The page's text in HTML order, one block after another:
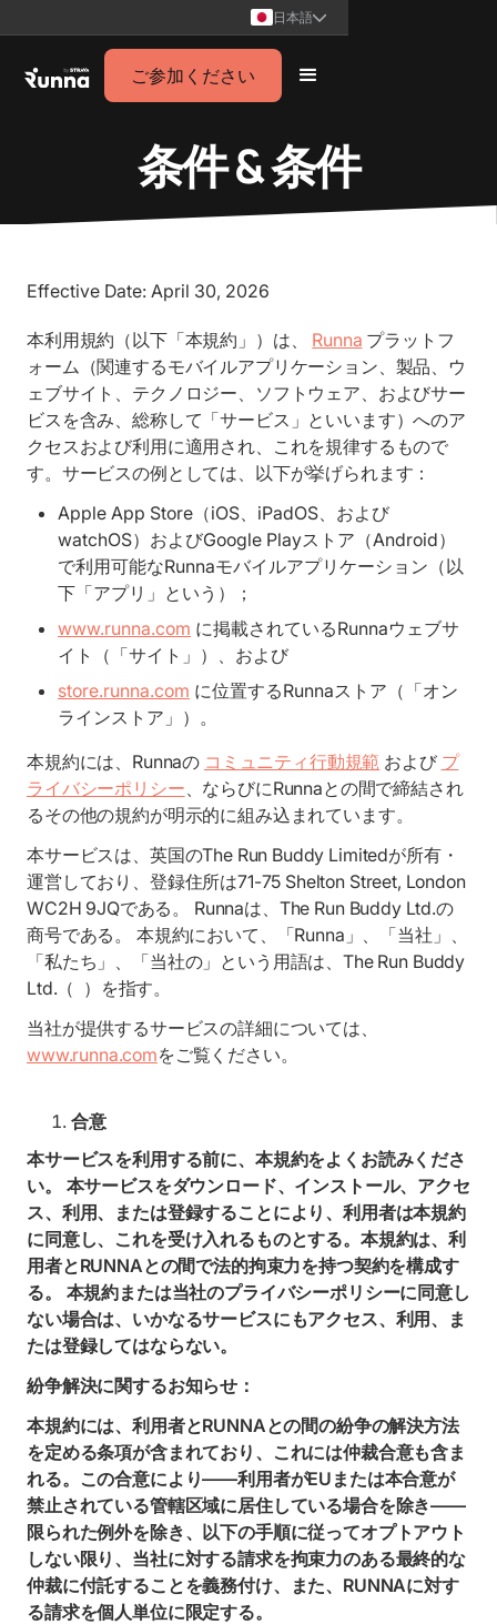
日本語
ご参加ください
条件 & 条件
Effective Date: April 30, 2026
本利用規約（以下「本規約」）は、 Runna プラットフ
ォーム（関連するモバイルアプリケーション、製品、ウ
ェブサイト、テクノロジー、ソフトウェア、およびサー
ビスを含み、総称して「サービス」といいます）へのア
クセスおよび利用に適用され、これを規律するもので
す。サービスの例としては、以下が挙げられます：
Apple App Store（iOS、iPadOS、および
watchOS）およびGoogle Playストア（Android）
で利用可能なRunnaモバイルアプリケーション（以
下「アプリ」という）；
www.runna.com に掲載されているRunnaウェブサ
イト（「サイト」）、および
store.runna.com に位置するRunnaストア（「オン
ラインストア」）。
本規約には、Runnaの コミュニティ行動規範 および プ
ライバシーポリシー、ならびにRunnaとの間で締結され
るその他の規約が明示的に組み込まれています。
本サービスは、英国のThe Run Buddy Limitedが所有・
運営しており、登録住所は71-75 Shelton Street, London
WC2H 9JQである。 Runnaは、The Run Buddy Ltd.の
商号である。 本規約において、「Runna」、「当社」、
「私たち」、「当社の」という用語は、The Run Buddy
Ltd.（ ）を指す。
当社が提供するサービスの詳細については、
www.runna.comをご覧ください。
合意
本サービスを利用する前に、本規約をよくお読みくださ
い。 本サービスをダウンロード、インストール、アクセ
ス、利用、または登録することにより、利用者は本規約
に同意し、これを受け入れるものとする。本規約は、利
用者とRUNNAとの間で法的拘束力を持つ契約を構成す
る。 本規約または当社のプライバシーポリシーに同意し
ない場合は、いかなるサービスにもアクセス、利用、ま
たは登録してはならない。
紛争解決に関するお知らせ：
本規約には、利用者とRUNNAとの間の紛争の解決方法
を定める条項が含まれており、これには仲裁合意も含ま
れる。この合意により――利用者がEUまたは本合意が
禁止されている管轄区域に居住している場合を除き――
限られた例外を除き、以下の手順に従ってオプトアウト
しない限り、当社に対する請求を拘束力のある最終的な
仲裁に付託することを義務付け、また、RUNNAに対す
る請求を個人単位に限定する。